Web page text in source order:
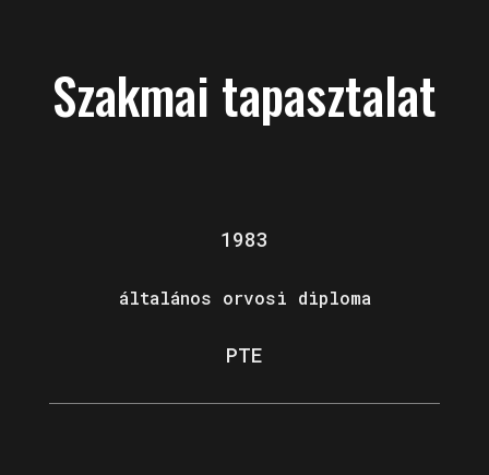
Szakmai tapasztalat
1983
általános orvosi diploma
PTE